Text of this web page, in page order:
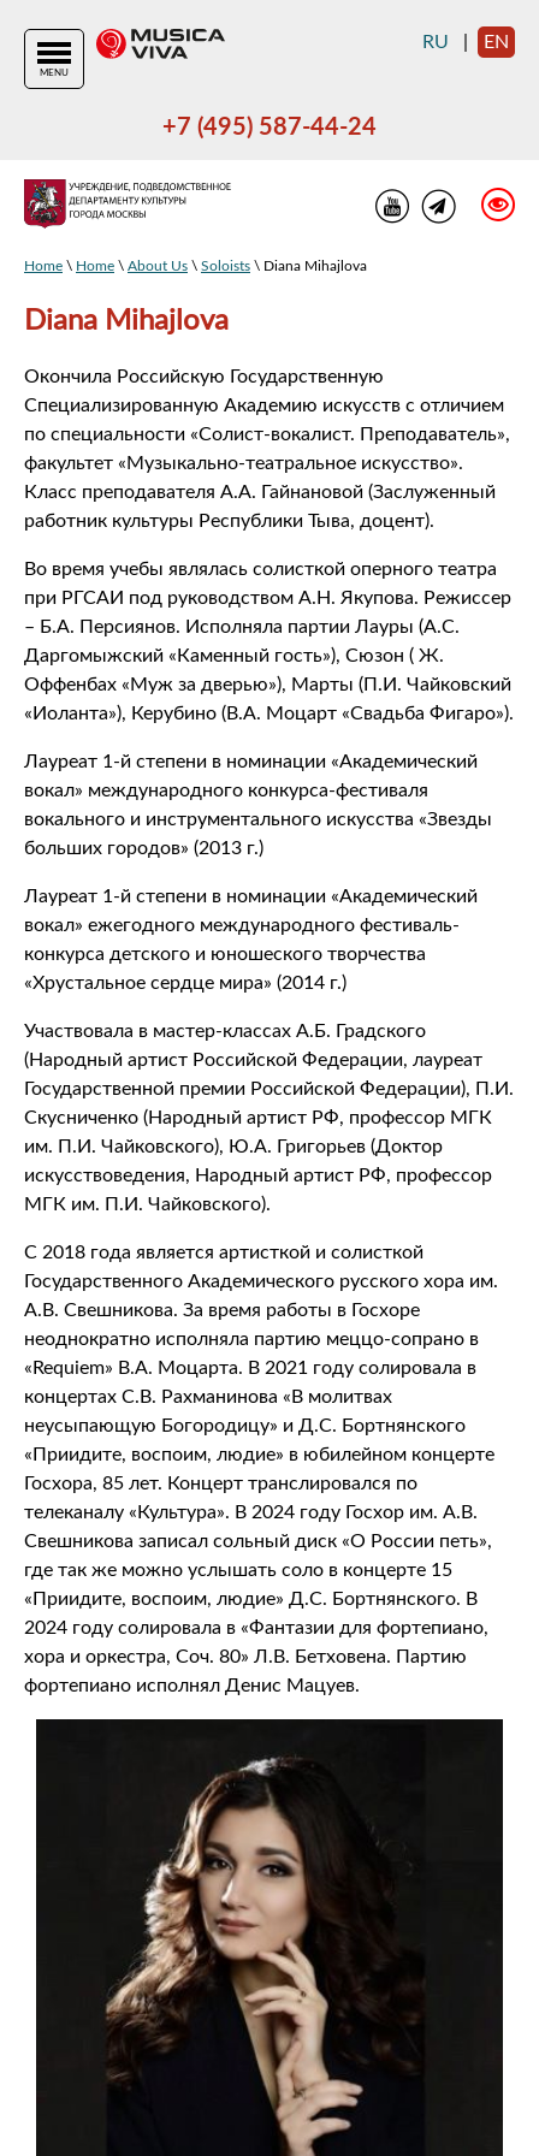
MENU
RU EN
+7 (495) 587-44-24
Home \ Home \ About Us \ Soloists \ Diana Mihajlova
Diana Mihajlova
Окончила Российскую Государственную
Специализированную Академию искусств с отличием
по специальности «Солист-вокалист. Преподаватель»,
факультет «Музыкально-театральное искусство».
Класс преподавателя А.А. Гайнановой (Заслуженный
работник культуры Республики Тыва, доцент).
Во время учебы являлась солисткой оперного театра
при РГСАИ под руководством А.Н. Якупова. Режиссер
– Б.А. Персиянов. Исполняла партии Лауры (А.С.
Даргомыжский «Каменный гость»), Сюзон ( Ж.
Оффенбах «Муж за дверью»), Марты (П.И. Чайковский
«Иоланта»), Керубино (В.А. Моцарт «Свадьба Фигаро»).
Лауреат 1-й степени в номинации «Академический
вокал» международного конкурса-фестиваля
вокального и инструментального искусства «Звезды
больших городов» (2013 г.)
Лауреат 1-й степени в номинации «Академический
вокал» ежегодного международного фестиваль-
конкурса детского и юношеского творчества
«Хрустальное сердце мира» (2014 г.)
Участвовала в мастер-классах А.Б. Градского
(Народный артист Российской Федерации, лауреат
Государственной премии Российской Федерации), П.И.
Скусниченко (Народный артист РФ, профессор МГК
им. П.И. Чайковского), Ю.А. Григорьев (Доктор
искусствоведения, Народный артист РФ, профессор
МГК им. П.И. Чайковского).
С 2018 года является артисткой и солисткой
Государственного Академического русского хора им.
А.В. Свешникова. За время работы в Госхоре
неоднократно исполняла партию меццо-сопрано в
«Requiem» В.А. Моцарта. В 2021 году солировала в
концертах С.В. Рахманинова «В молитвах
неусыпающую Богородицу» и Д.С. Бортнянского
«Приидите, воспоим, людие» в юбилейном концерте
Госхора, 85 лет. Концерт транслировался по
телеканалу «Культура». В 2024 году Госхор им. А.В.
Свешникова записал сольный диск «О России петь»,
где так же можно услышать соло в концерте 15
«Приидите, воспоим, людие» Д.С. Бортнянского. В
2024 году солировала в «Фантазии для фортепиано,
хора и оркестра, Соч. 80» Л.В. Бетховена. Партию
фортепиано исполнял Денис Мацуев.